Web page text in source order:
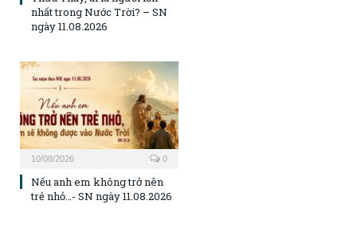
nhất trong Nước Trời? – SN
ngày 11.08.2026
10/08/2026 0
Nếu anh em không trở nên
trẻ nhỏ…- SN ngày 11.08.2026